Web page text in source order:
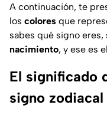
A continuación, te
los colores que
sabes qué signo eres,
nacimiento, y ese es
El significado
signo zodiacal